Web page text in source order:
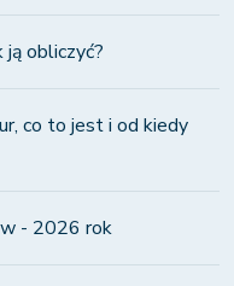
ją obliczyć?
co to jest i od kiedy
- 2026 rok